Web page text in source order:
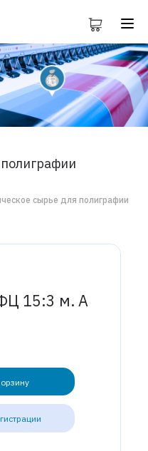
сырье для полиграфии
15:3 м. А